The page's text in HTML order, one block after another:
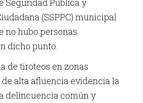
Seguridad Pública y
(SSPPC) municipal
no hubo personas
dicho punto.
de tiroteos en zonas
alta afluencia evidencia la
delincuencia común y